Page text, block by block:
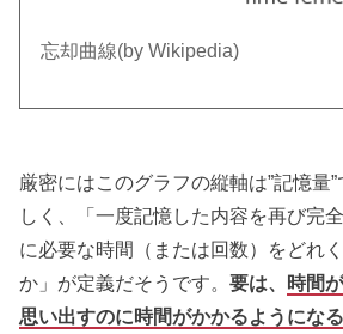
忘却曲線(by Wikipedia)
厳密にはこのグラフの縦軸は”記憶量”
しく、「一度記憶した内容を再び完
に必要な時間（または回数）をどれ
か」が定義だそうです。要は、 時間
思い出すのに時間がかかるようになる